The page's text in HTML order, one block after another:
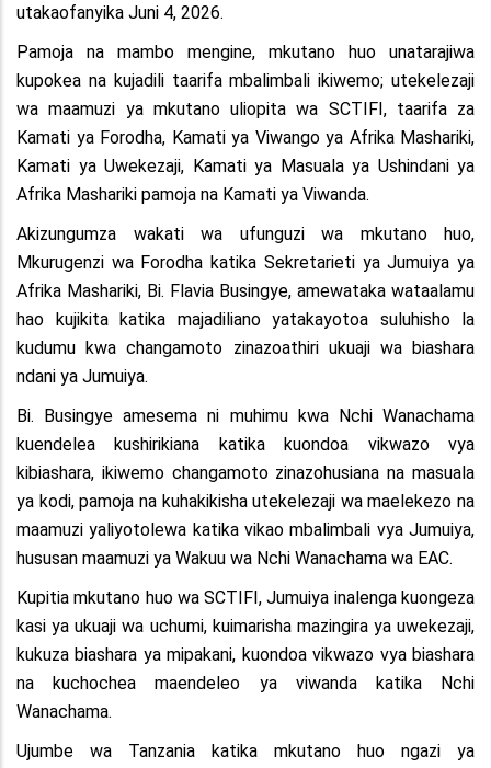
utakaofanyika Juni 4, 2026.
Pamoja na mambo mengine, mkutano huo unatarajiwa
kupokea na kujadili taarifa mbalimbali ikiwemo; utekelezaji
wa maamuzi ya mkutano uliopita wa SCTIFI, taarifa za
Kamati ya Forodha, Kamati ya Viwango ya Afrika Mashariki,
Kamati ya Uwekezaji, Kamati ya Masuala ya Ushindani ya
Afrika Mashariki pamoja na Kamati ya Viwanda.
Akizungumza wakati wa ufunguzi wa mkutano huo,
Mkurugenzi wa Forodha katika Sekretarieti ya Jumuiya ya
Afrika Mashariki, Bi. Flavia Busingye, amewataka wataalamu
hao kujikita katika majadiliano yatakayotoa suluhisho la
kudumu kwa changamoto zinazoathiri ukuaji wa biashara
ndani ya Jumuiya.
Bi. Busingye amesema ni muhimu kwa Nchi Wanachama
kuendelea kushirikiana katika kuondoa vikwazo vya
kibiashara, ikiwemo changamoto zinazohusiana na masuala
ya kodi, pamoja na kuhakikisha utekelezaji wa maelekezo na
maamuzi yaliyotolewa katika vikao mbalimbali vya Jumuiya,
hususan maamuzi ya Wakuu wa Nchi Wanachama wa EAC.
Kupitia mkutano huo wa SCTIFI, Jumuiya inalenga kuongeza
kasi ya ukuaji wa uchumi, kuimarisha mazingira ya uwekezaji,
kukuza biashara ya mipakani, kuondoa vikwazo vya biashara
na kuchochea maendeleo ya viwanda katika Nchi
Wanachama.
Ujumbe wa Tanzania katika mkutano huo ngazi ya